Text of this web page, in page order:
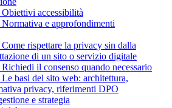
Obiettivi accessibilità
Normativa e approfondimenti
rispettare la privacy sin dalla
di un sito o servizio digitale
il consenso quando necessario
basi del sito web: architettura,
privacy, riferimenti DPO
e strategia